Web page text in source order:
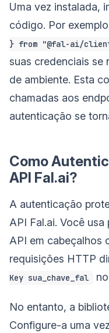
Uma vez instalada,
código. Por
} from "@fal-ai/
suas credenciais se
de ambiente. Esta
chamadas aos
autenticação se
Como
API Fal.ai?
A autenticação
API Fal.ai. Você
API em cabeçalhos
requisições HTTP
Key sua_chave_fal
No entanto, a
Configure-a uma